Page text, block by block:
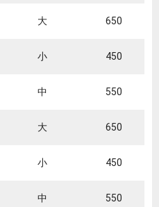
大 650
小 450
中 550
大 650
小 450
中 550